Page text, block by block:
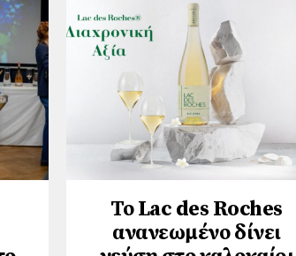
Το Lac des Roches
ανανεωμένο δίνει